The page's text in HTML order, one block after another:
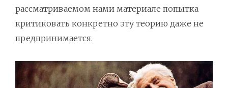
рассматриваемом нами материале попытка
критиковать конкретно эту теорию даже не
предпринимается.